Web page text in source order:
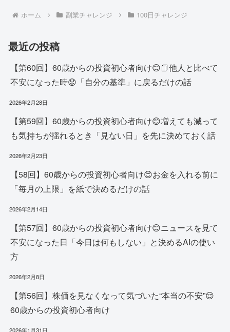
ホーム 副業チャレンジ 100日チャレンジ
最近の投稿
【第60回】60歳からの投資初心者向け😊📘他人と比べて
不安になった時😟「自分の基準」に戻るだけの話
2026年2月28日
【第59回】60歳からの投資初心者向け😊増えても減って
も気持ちが揺れるとき「見ない日」を先に決めておく話
2026年2月23日
【58回】60歳からの投資初心者向け😊お金を入れる前に
「毎月の上限」を紙で決めるだけの話
2026年2月14日
【第57回】60歳からの投資初心者向け😊ニュースを見て
不安になった日「今日は何もしない」と決めるAIの使い
方
2026年2月8日
【第56回】株価を見なくなって気づいた“本当の不安”😌
60歳からの投資初心者向け
2026年1月31日